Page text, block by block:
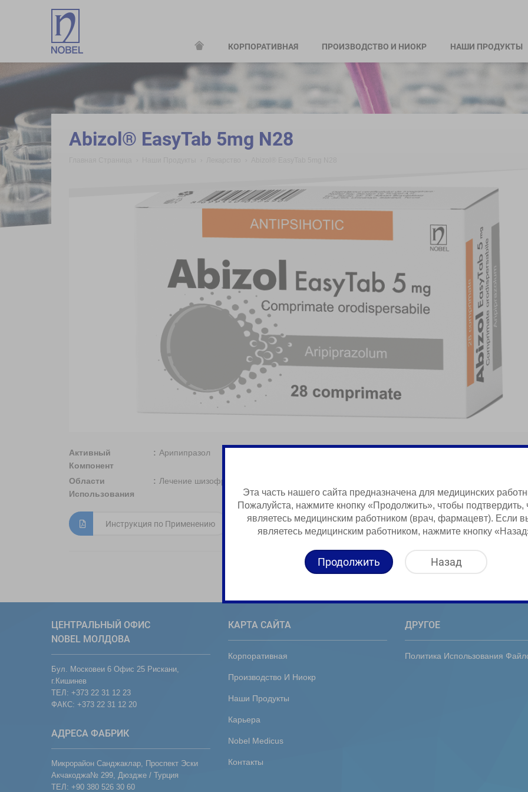
КОРПОРАТИВНАЯ ПРОИЗВОДСТВО И НИОКР НАШИ ПРОДУКТЫ
Abizol® EasyTab 5mg N28
Активный
Компонент
Арипипразол
Области
Использования
Лечение шизофрении
Инструкция по Применению Краткая Информация о Продукции
ЦЕНТРАЛЬНЫЙ ОФИС
NOBEL МОЛДОВА
Бул. Московеи 6 Офис 25 Рискани,
г.Кишинев
ТЕЛ: +373 22 31 12 23
ФАКС: +373 22 31 12 20
АДРЕСА ФАБРИК
Микрорайон Санджаклар, Проспект Эски
Акчакоджа№ 299, Дюздже / Турция
ТЕЛ: +90 380 526 30 60
КАРТА САЙТА
Корпоративная
Производство И Ниокр
Наши Продукты
Карьера
Nobel Medicus
Контакты
ДРУГОЕ
Политика Использования
Эта часть нашего сайта предназначена для медицинских
Пожалуйста, нажмите кнопку «Продолжить», чтобы подтвердить,
являетесь медицинским работником (врач, фармацевт). Если
являетесь медицинским работником, нажмите кнопку
Продолжить Назад